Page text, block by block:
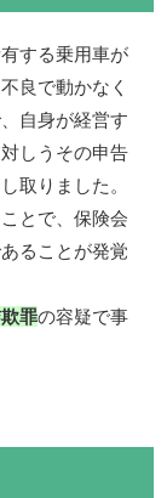
する乗用車が
良で動かなく
自身が経営す
しうその申告
取りました。
とで、保険会
ることが発覚
罪の容疑で事